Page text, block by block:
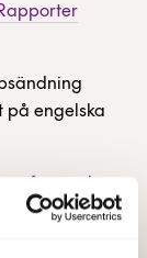
på engelska
på svenska
audiocast